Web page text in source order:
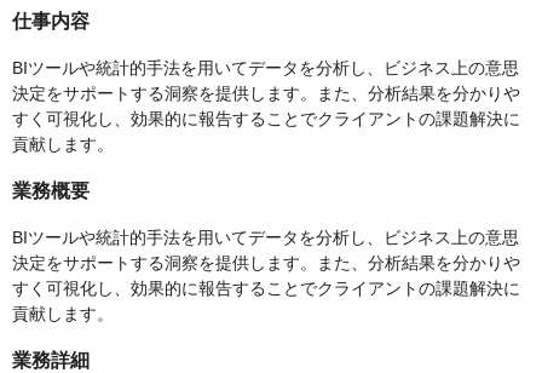
仕事内容
BIツールや統計的手法を用いてデータを分析し、ビジネス上の意思
決定をサポートする洞察を提供します。また、分析結果を分かりや
すく可視化し、効果的に報告することでクライアントの課題解決に
貢献します。
業務概要
BIツールや統計的手法を用いてデータを分析し、ビジネス上の意思
決定をサポートする洞察を提供します。また、分析結果を分かりや
すく可視化し、効果的に報告することでクライアントの課題解決に
貢献します。
業務詳細